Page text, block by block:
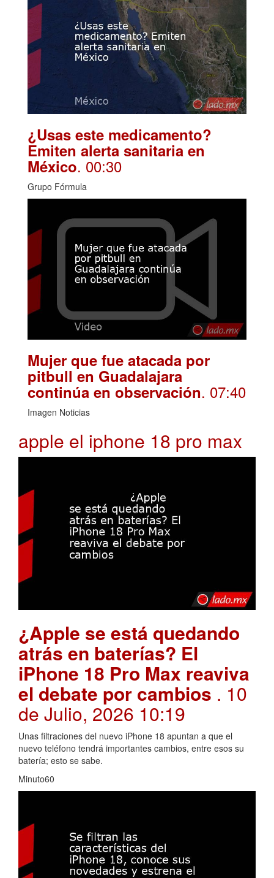
¿Usas este medicamento?
Emiten alerta sanitaria en
México. 00:30
Grupo Fórmula
Mujer que fue atacada por
pitbull en Guadalajara
continúa en observación. 07:40
Imagen Noticias
apple el iphone 18 pro max
¿Apple se está quedando
atrás en baterías? El
iPhone 18 Pro Max reaviva
el debate por cambios . 10
de Julio, 2026 10:19
Unas filtraciones del nuevo iPhone 18 apuntan a que el
nuevo teléfono tendrá importantes cambios, entre esos su
batería; esto se sabe.
Minuto60